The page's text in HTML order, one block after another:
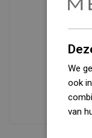
Een
dan
dan
We
ook
van